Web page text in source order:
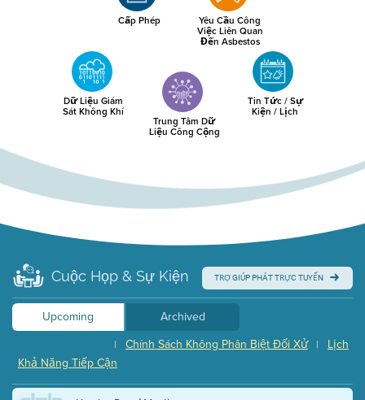
Cấp Phép Yêu Cầu Công
Việc Liên Quan
Đến Asbestos
Dữ Liệu Giám
Sát Không Khí
Trung Tâm Dữ
Liệu Công Cộng
Tin Tức / Sự
Kiện / Lịch
Cuộc Họp & Sự Kiện TRỢ GIÚP PHÁT TRỰC TUYẾN
Upcoming
Archived
Lịch
|
Chính Sách Không Phân Biệt Đối Xử
|
Khả Năng Tiếp Cận